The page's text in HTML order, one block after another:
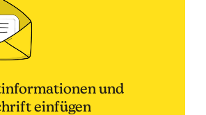
und
einfügen